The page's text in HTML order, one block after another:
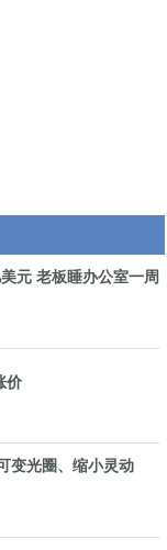
元 老板睡办公室一周
价
变光圈、缩小灵动